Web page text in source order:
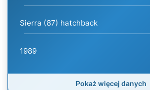
Sierra (87) hatchback
1989
Pokaż więcej danych